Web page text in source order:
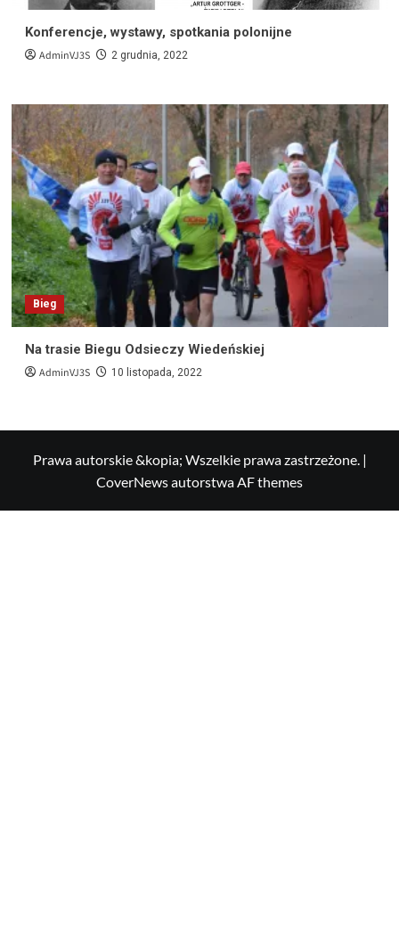
Konferencje, wystawy, spotkania polonijne
AdminVJ3S 2 grudnia, 2022
Bieg
Na trasie Biegu Odsieczy Wiedeńskiej
AdminVJ3S 10 listopada, 2022
Prawa autorskie &kopia; Wszelkie prawa zastrzeżone. |
CoverNewsautorstwa AF themes